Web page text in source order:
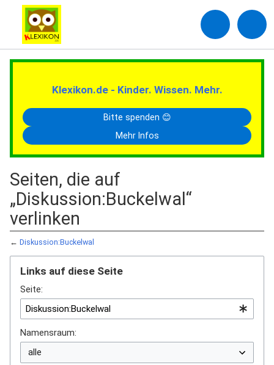
Klexikon.de - Kinder. Wissen. Mehr.
Bitte spenden 😊
Mehr Infos
Seiten, die auf
„Diskussion:Buckelwal“
verlinken
← Diskussion:Buckelwal
Links auf diese Seite
Seite:
Namensraum: